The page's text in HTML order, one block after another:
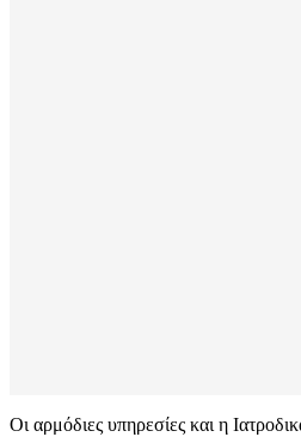
Οι αρμόδιες υπηρεσίες και η